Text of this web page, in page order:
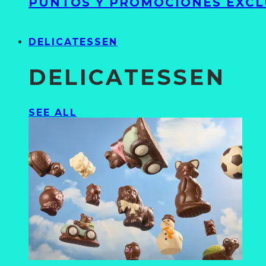
DELICATESSEN
DELICATESSEN
SEE ALL